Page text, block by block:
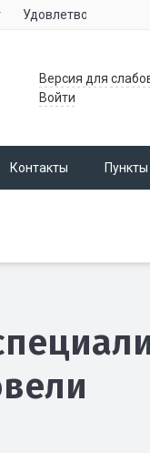
Удовлетворенность
Версия для
Войти
Контакты